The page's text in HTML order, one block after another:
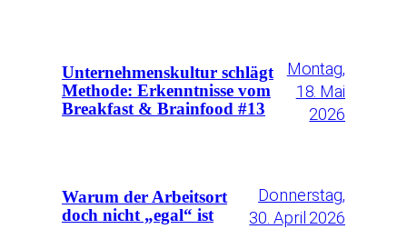
Unternehmenskultur schlägt
Methode: Erkenntnisse vom
Breakfast & Brainfood #13
Montag,
18. Mai
2026
Warum der Arbeitsort
doch nicht „egal“ ist
Donnerstag,
30. April 2026